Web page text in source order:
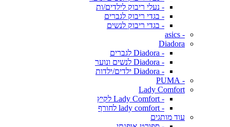
- נעלי ריבוק לילדים/ות
- בגדי ריבוק לגברים
- בגדי ריבוק לנשים
- asics
Diadora
- Diadora לגברים
- Diadora לנשים ונוער
- Diadora ילדים/ילדות
- PUMA
Lady Comfort
- Lady Comfort לקיץ
- lady comfort לחורף
עוד מותגים